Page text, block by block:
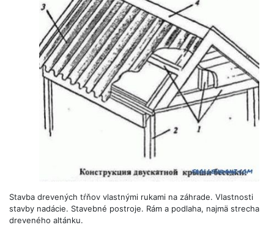
Stavba drevených tŕňov vlastnými rukami na záhrade. Vlastnosti
stavby nadácie. Stavebné postroje. Rám a podlaha, najmä strecha
dreveného altánku.